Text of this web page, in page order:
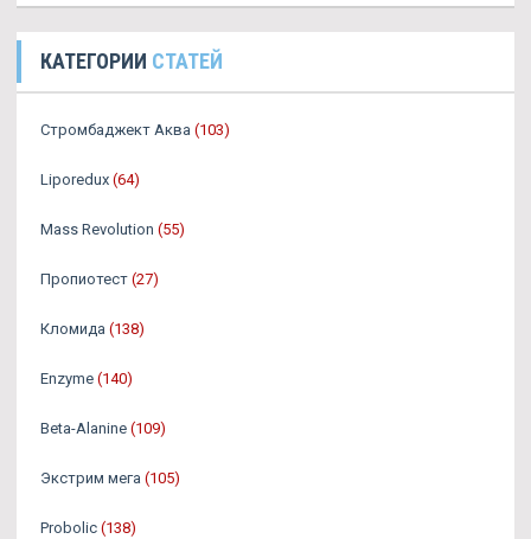
КАТЕГОРИИ СТАТЕЙ
Стромбаджект Аква (103)
Liporedux (64)
Mass Revolution (55)
Пропиотест (27)
Кломида (138)
Enzyme (140)
Beta-Alanine (109)
Экстрим мега (105)
Probolic (138)